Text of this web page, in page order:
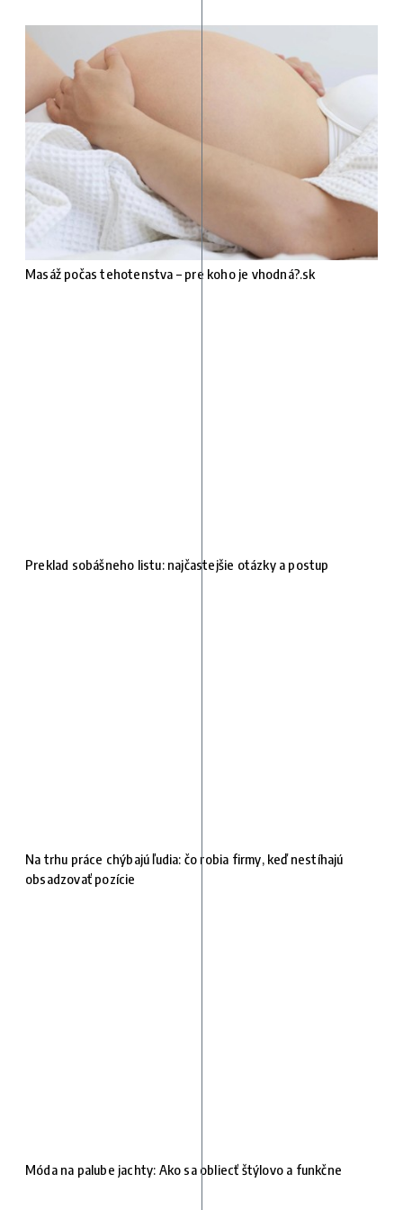
Masáž počas tehotenstva – pre koho je vhodná?.sk
Preklad sobášneho listu: najčastejšie otázky a postup
Na trhu práce chýbajú ľudia: čo robia firmy, keď nestíhajú
obsadzovať pozície
Móda na palube jachty: Ako sa obliecť štýlovo a funkčne